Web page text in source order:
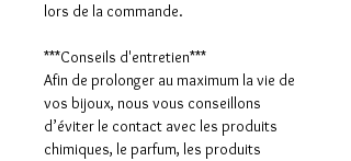
lors de la commande.
***Conseils d'entretien***
Afin de prolonger au maximum la vie de
vos bijoux, nous vous conseillons
d’éviter le contact avec les produits
chimiques, le parfum, les produits